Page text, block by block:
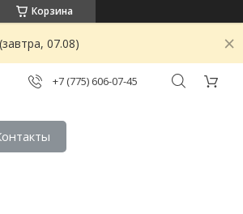
Корзина
07.08)
+7 (775) 606-07-45